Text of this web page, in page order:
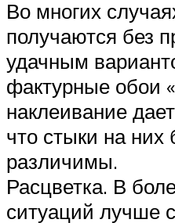
Во многих
получаются без
удачным
фактурные обои
наклеивание
что стыки на них
различимы.
Расцветка. В
ситуаций лучше